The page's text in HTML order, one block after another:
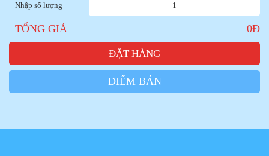
Nhập số lượng
TỔNG GIÁ 0Đ
ĐẶT HÀNG
ĐIỂM BÁN